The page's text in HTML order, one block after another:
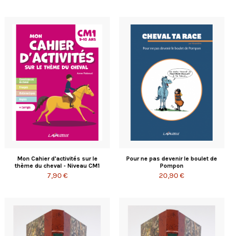
Mon Cahier d'activités sur le
thème du cheval - Niveau CM1
7,90 €
Pour ne pas devenir le boulet de
Pompon
20,90 €